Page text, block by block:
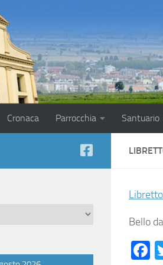
Cronaca Parrocchia Santuario
Bello